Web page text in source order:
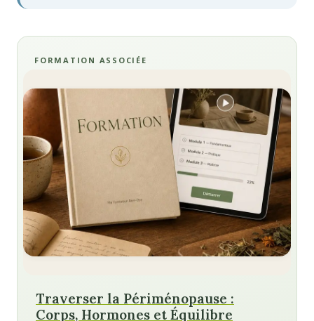
FORMATION ASSOCIÉE
Traverser la Périménopause :
Corps, Hormones et Équilibre